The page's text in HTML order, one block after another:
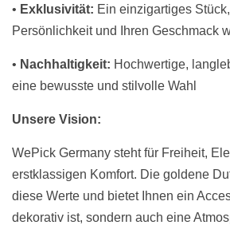
• Exklusivität: Ein einzigartiges
Persönlichkeit und Ihren Geschmack
• Nachhaltigkeit: Hochwertige,
eine bewusste und stilvolle Wahl
Unsere Vision:
WePick Germany steht für Freiheit,
erstklassigen Komfort. Die goldene
diese Werte und bietet Ihnen ein
dekorativ ist, sondern auch eine